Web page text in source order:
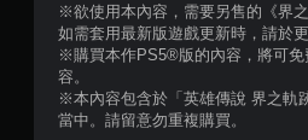
※欲使用本內容，需要另售的《界
如需套用最新版遊戲更新時，請於
※購買本作PS5®版的內容，將可
容。
※本內容包含於「英雄傳說 界之軌
當中。請留意勿重複購買。